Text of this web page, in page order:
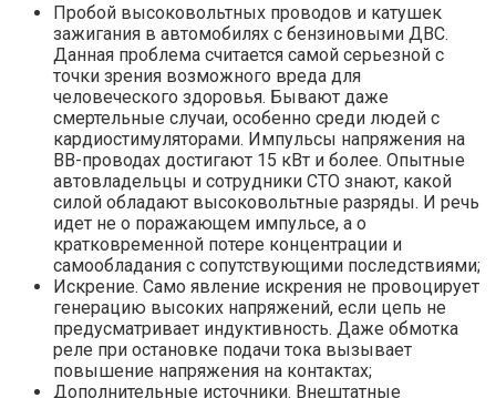
Пробой высоковольтных проводов и катушек
зажигания в автомобилях с бензиновыми ДВС.
Данная проблема считается самой серьезной с
точки зрения возможного вреда для
человеческого здоровья. Бывают даже
смертельные случаи, особенно среди людей с
кардиостимуляторами. Импульсы напряжения на
ВВ-проводах достигают 15 кВт и более. Опытные
автовладельцы и сотрудники СТО знают, какой
силой обладают высоковольтные разряды. И речь
идет не о поражающем импульсе, а о
кратковременной потере концентрации и
самообладания с сопутствующими последствиями;
Искрение. Само явление искрения не провоцирует
генерацию высоких напряжений, если цепь не
предусматривает индуктивность. Даже обмотка
реле при остановке подачи тока вызывает
повышение напряжения на контактах;
Дополнительные источники. Внештатные